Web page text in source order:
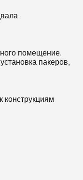
помещение.
пакеров,
конструкциям